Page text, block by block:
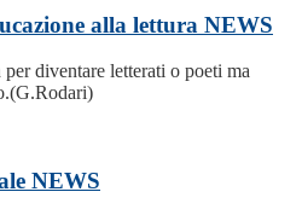
alla lettura NEWS
diventare letterati o poeti ma
NEWS